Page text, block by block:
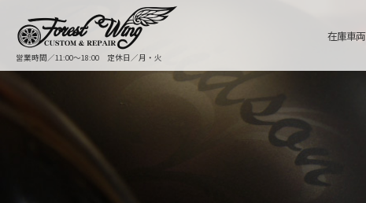
営業時間／11:00〜18:00 定休日／月・火
在庫車両